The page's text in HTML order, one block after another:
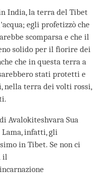
India, la terra del Tibet
egli profetizzò che
scomparsa e che il
solido per il fiorire dei
che in questa terra a
stati protetti e
nella terra dei volti rossi,
Avalokiteshvara Sua
infatti, gli
in Tibet. Se non ci
il